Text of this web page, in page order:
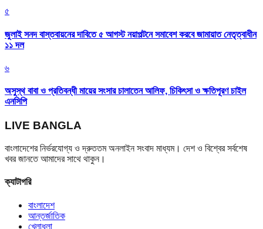
৫
জুলাই সনদ বাস্তবায়নের দাবিতে ৫ আগস্ট নয়াপল্টনে সমাবেশ করবে জামায়াত নেতৃত্বাধীন
১১ দল
৬
অসুস্থ বাবা ও প্রতিবন্ধী মায়ের সংসার চালাতেন আলিফ, চিকিৎসা ও ক্ষতিপূরণ চাইল
এনসিপি
LIVE BANGLA
বাংলাদেশের নির্ভরযোগ্য ও দ্রুততম অনলাইন সংবাদ মাধ্যম। দেশ ও বিশ্বের সর্বশেষ
খবর জানতে আমাদের সাথে থাকুন।
ক্যাটাগরি
বাংলাদেশ
আন্তর্জাতিক
খেলাধুলা